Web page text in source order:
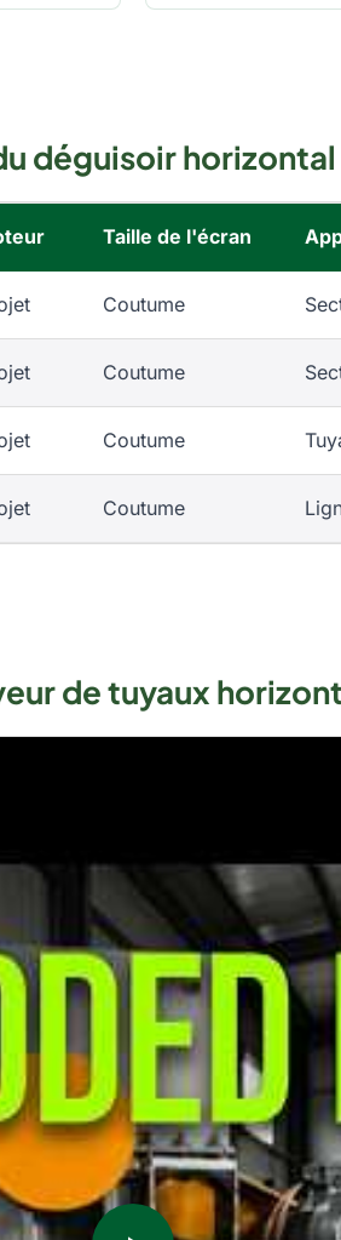
déguisoir
Taille de l'écran
Coutume
Coutume
Coutume
Coutume
de tuyaux